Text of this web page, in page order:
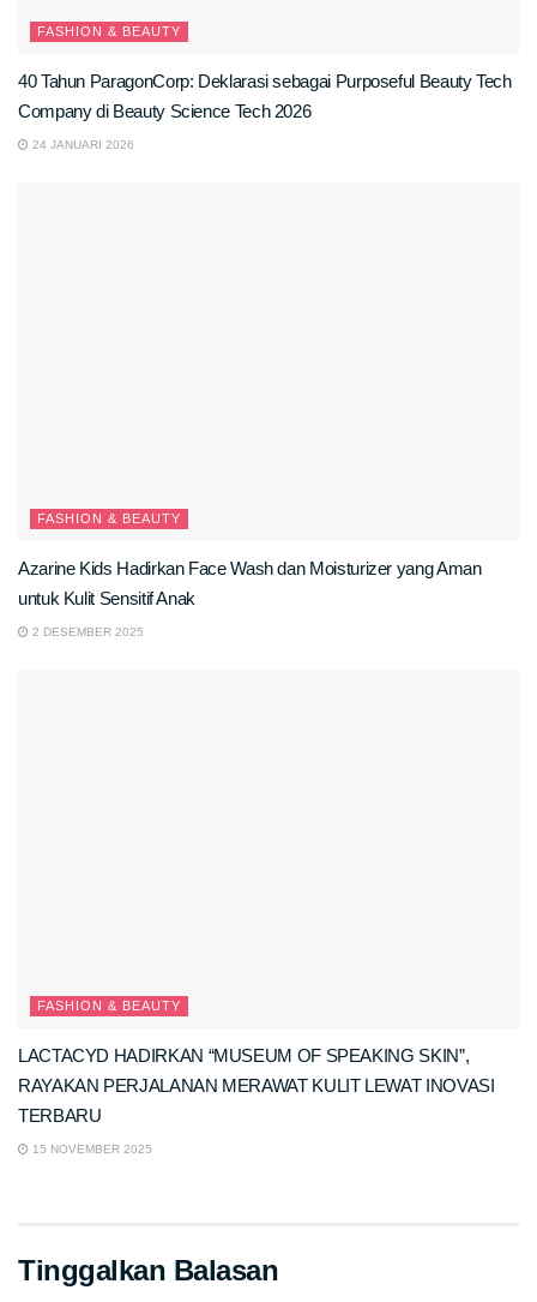
FASHION & BEAUTY
40 Tahun ParagonCorp: Deklarasi sebagai Purposeful Beauty Tech
Company di Beauty Science Tech 2026
24 JANUARI 2026
FASHION & BEAUTY
Azarine Kids Hadirkan Face Wash dan Moisturizer yang Aman
untuk Kulit Sensitif Anak
2 DESEMBER 2025
FASHION & BEAUTY
LACTACYD HADIRKAN “MUSEUM OF SPEAKING SKIN”,
RAYAKAN PERJALANAN MERAWAT KULIT LEWAT INOVASI
TERBARU
15 NOVEMBER 2025
Tinggalkan Balasan